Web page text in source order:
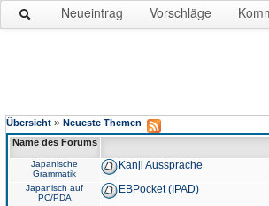
Neueintrag Vorschläge
Übersicht » Neueste Themen
Name des Forums
Japanische
Grammatik
Kanji Aussprache
Japanisch auf
PC/PDA
EBPocket (IPAD)